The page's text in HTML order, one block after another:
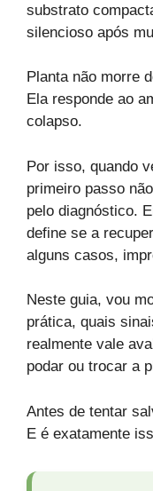
substrato
silencioso após
Planta não morre
Ela responde ao
colapso.
Por isso, quando
primeiro passo
pelo diagnóstico.
define se a
alguns casos,
Neste guia, vou
prática, quais
realmente vale
podar ou trocar a
Antes de tentar
E é exatamente